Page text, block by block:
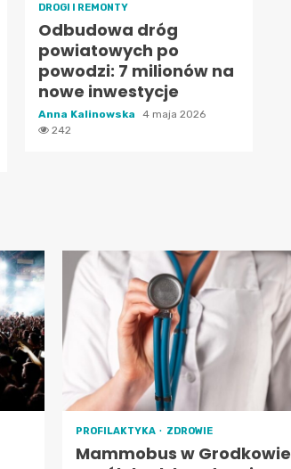
DROGI I REMONTY
Odbudowa dróg
powiatowych po
powodzi: 7 milionów na
nowe inwestycje
Anna Kalinowska
4 maja 2026
242
PROFILAKTYKA ZDROWIE
Mammobus w Grodkowie